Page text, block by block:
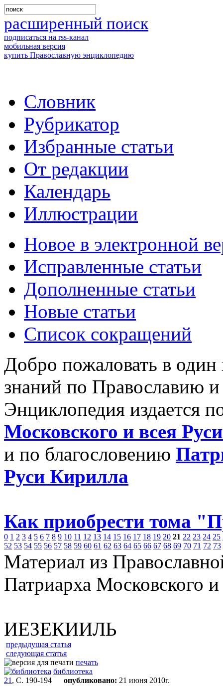
расширенный поиск
подписаться на rss-канал
мобильная версия
купить Православную энциклопедию
Словник
Рубрикатор
Избранные статьи
От редакции
Календарь
Иллюстрации
Новое в электронной
Исправленные статьи
Дополненные статьи
Новые статьи
Список сокращений
Добро пожаловать в
знаний по Православию
Энциклопедия издается
Московского и всея
и по благословению
Руси Кирилла
Как приобрести тома
0 1 2 3 4 5 6 7 8 9 10 11 12 13 14 15 16 17 18 19 20 21 22 23 24 25
52 53 54 55 56 57 58 59 60 61 62 63 64 65 66 67 68 69 70 71 72 73
Материал из
Патриарха Московского
ИЕЗЕКИИЛЬ
предыдущая статья
следующая статья
печать
библиотека
21 , С. 190-194 опубликовано: 21 июня 2010г.